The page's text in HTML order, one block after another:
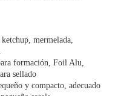
mermelada,
formación, Foil Alu,
sellado
y compacto, adecuado